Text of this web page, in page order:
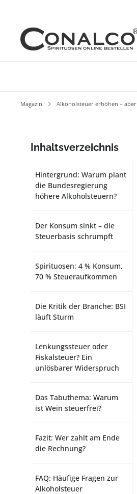
Magazin Alkoholsteuer erhöhen –
Inhaltsverzeichnis
Hintergrund: Warum plant
die Bundesregierung
höhere Alkoholsteuern?
Der Konsum sinkt – die
Steuerbasis schrumpft
Spirituosen: 4 % Konsum,
70 % Steueraufkommen
Die Kritik der Branche: BSI
läuft Sturm
Lenkungssteuer oder
Fiskalsteuer? Ein
unlösbarer Widerspruch
Das Tabuthema: Warum
ist Wein steuerfrei?
Fazit: Wer zahlt am Ende
die Rechnung?
FAQ: Häufige Fragen zur
Alkoholsteuer